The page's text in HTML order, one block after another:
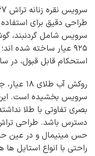
طراحی دقیق برای
سرویس شامل گردنبند،
۹۲۵ عیار ساخته شده
استحکام قابل قبول، در
روکش آب
سرویس بخشیده است.
بصری تفاوتی با طلا
دسترس باشد. طراحی
حس مینیمال و در عین
راحتی با انواع استایل